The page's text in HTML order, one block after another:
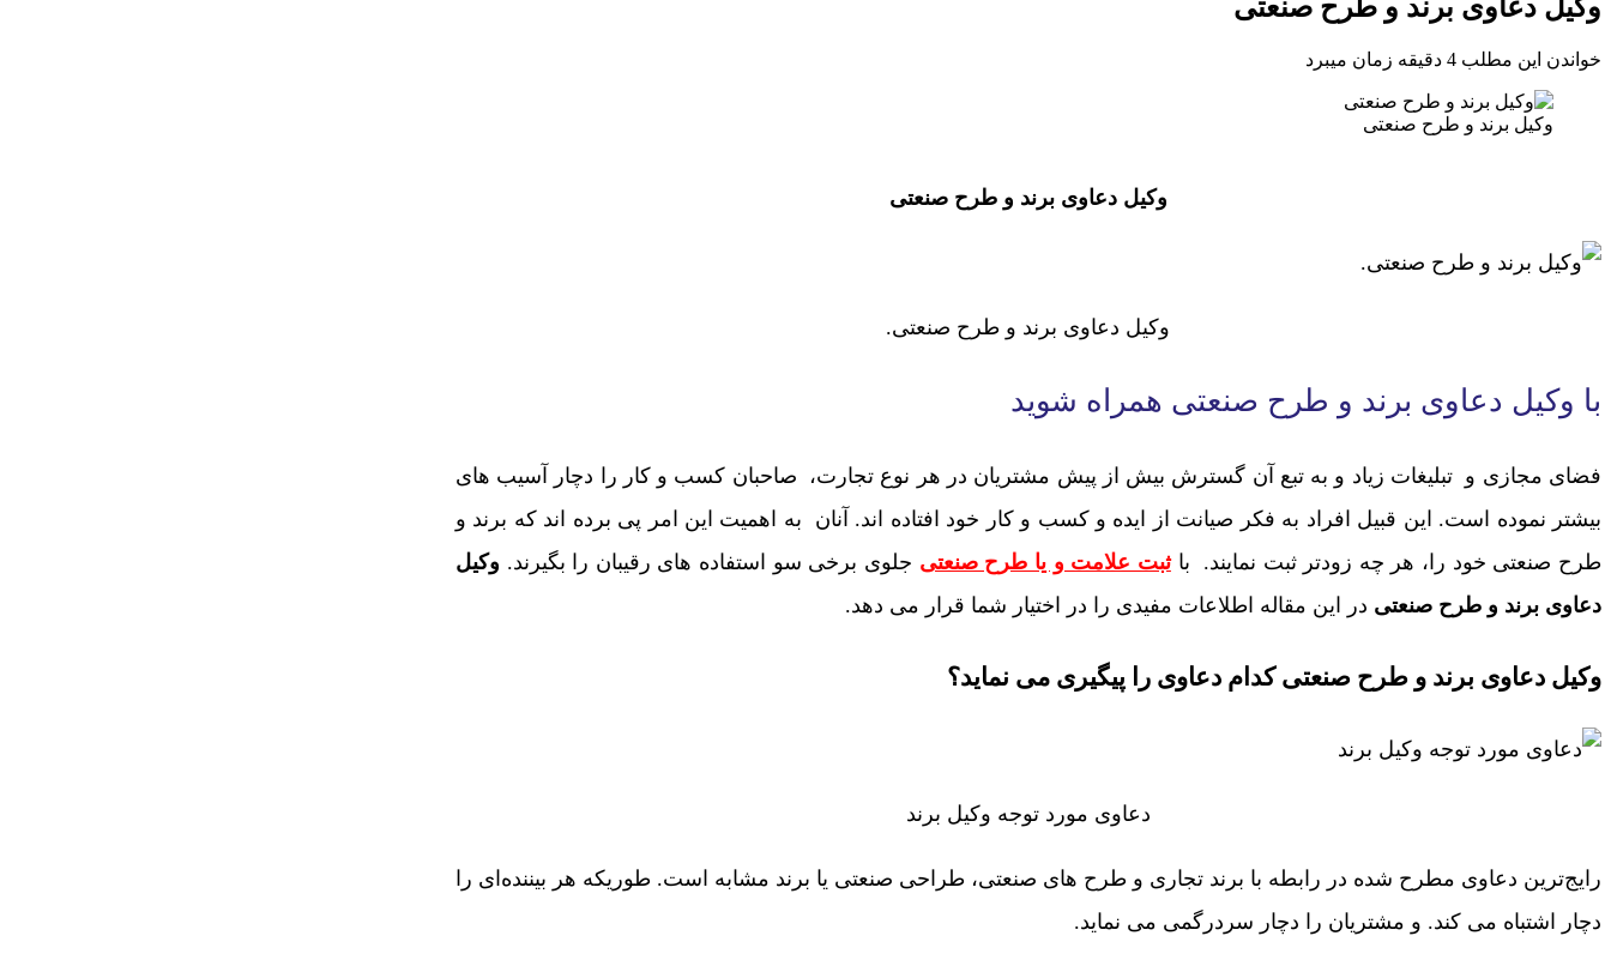
وکیل دعاوی برند و طرح صنعتی
خواندن این مطلب 4 دقیقه زمان میبرد
وکیل برند و طرح صنعتی
وکیل دعاوی برند و طرح صنعتی
وکیل دعاوی برند و طرح صنعتی.
با وکیل دعاوی برند و طرح صنعتی همراه شوید
فضای مجازی و تبلیغات زیاد و به تبع آن گسترش بیش از پیش مشتریان در هر نوع تجارت، صاحبان کسب و کار را دچار آسیب های
بیشتر نموده است. این قبیل افراد به فکر صیانت از ایده و کسب و کار خود افتاده اند. آنان به اهمیت این امر پی برده اند که برند و
طرح صنعتی خود را، هر چه زودتر ثبت نمایند. باثبت علامت و یا طرح صنعتی جلوی برخی سو استفاده های رقیبان را بگیرند. وکیل
دعاوی برند و طرح صنعتی در این مقاله اطلاعات مفیدی را در اختیار شما قرار می دهد.
وکیل دعاوی برند و طرح صنعتی کدام دعاوی را پیگیری می نماید؟
دعاوی مورد توجه وکیل برند
رایج‌ترین دعاوی مطرح شده در رابطه با برند تجاری و طرح های صنعتی، طراحی صنعتی یا برند مشابه است. طوریکه هر بیننده‌ای را
دچار اشتباه می کند. و مشتریان را دچار سردرگمی می نماید.